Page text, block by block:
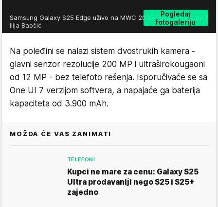
Pogledaj
fotogaleriju
Samsung Galaxy S25 Edge uživo na MWC 2025Foto: SmartLife /
Ilija Baošić
Na poleđini se nalazi sistem dvostrukih kamera -
glavni senzor rezolucije 200 MP i ultraširokougaoni
od 12 MP - bez telefoto rešenja. Isporučivaće se sa
One UI 7 verzijom softvera, a napajaće ga baterija
kapaciteta od 3.900 mAh.
MOŽDA ĆE VAS ZANIMATI
TELEFONI
Kupci ne mare za cenu: Galaxy S25
Ultra prodavaniji nego S25 i S25+
zajedno